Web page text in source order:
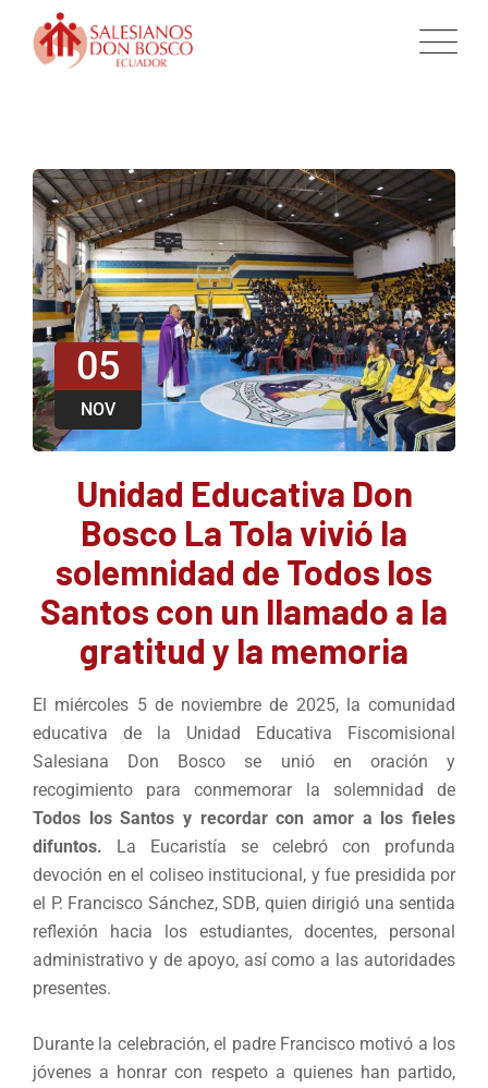
05
NOV
Unidad Educativa Don
Bosco La Tola vivió la
solemnidad de Todos los
Santos con un llamado a la
gratitud y la memoria
El miércoles 5 de noviembre de 2025, la comunidad
educativa de la Unidad Educativa Fiscomisional
Salesiana Don Bosco se unió en oración y
recogimiento para conmemorar la solemnidad de
Todos los Santos y recordar con amor a los fieles
difuntos. La Eucaristía se celebró con profunda
devoción en el coliseo institucional, y fue presidida por
el P. Francisco Sánchez, SDB, quien dirigió una sentida
reflexión hacia los estudiantes, docentes, personal
administrativo y de apoyo, así como a las autoridades
presentes.
Durante la celebración, el padre Francisco motivó a los
jóvenes a honrar con respeto a quienes han partido,